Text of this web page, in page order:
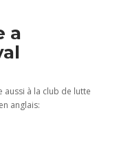
a
aussi à la club de lutte
anglais: